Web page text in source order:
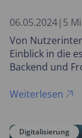
06.05.2024| 5
Von
Einblick in die
Backend und
Weiterlesen
Digitalisierung